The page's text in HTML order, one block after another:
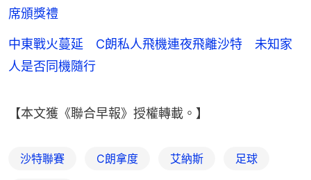
席頒獎禮
中東戰火蔓延 C朗私人飛機連夜飛離沙特 未知家
人是否同機隨行
【本文獲《聯合早報》授權轉載。】
沙特聯賽 C朗拿度 艾納斯 足球